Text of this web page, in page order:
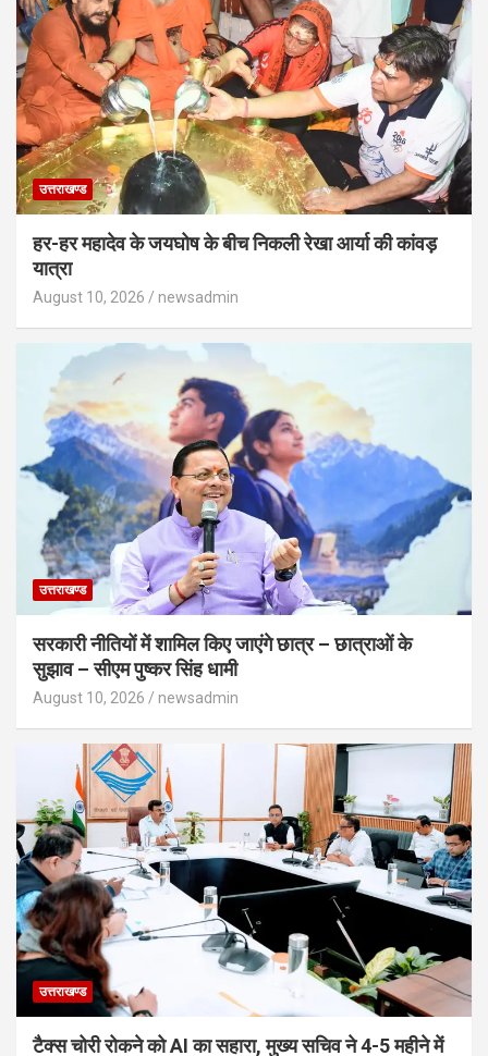
उत्तराखण्ड
हर-हर महादेव के जयघोष के बीच निकली रेखा आर्या की कांवड़
यात्रा
August 10, 2026 newsadmin
उत्तराखण्ड
सरकारी नीतियों में शामिल किए जाएंगे छात्र – छात्राओं के
सुझाव – सीएम पुष्कर सिंह धामी
August 10, 2026 newsadmin
उत्तराखण्ड
टैक्स चोरी रोकने को AI का सहारा, मुख्य सचिव ने 4-5 महीने में